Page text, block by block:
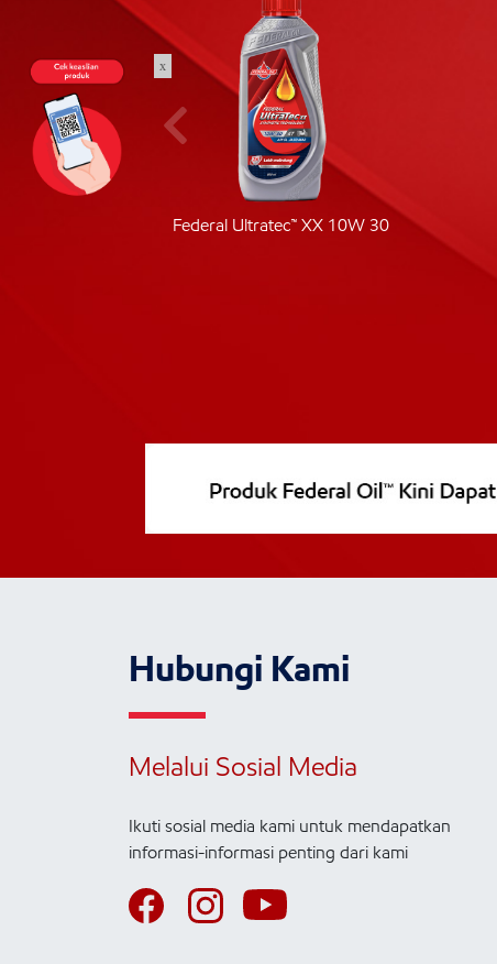
Federal Ultratec™ XX 10W 30
Hubungi Kami
Melalui Sosial Media
Ikuti sosial media kami untuk mendapatkan
informasi-informasi penting dari kami
x